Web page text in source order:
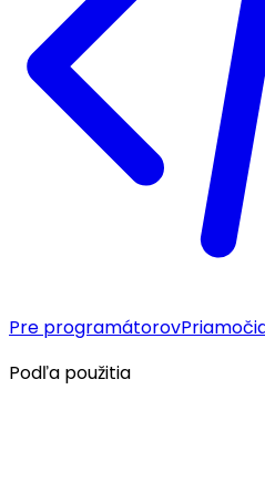
Pre programátorov
Podľa použitia